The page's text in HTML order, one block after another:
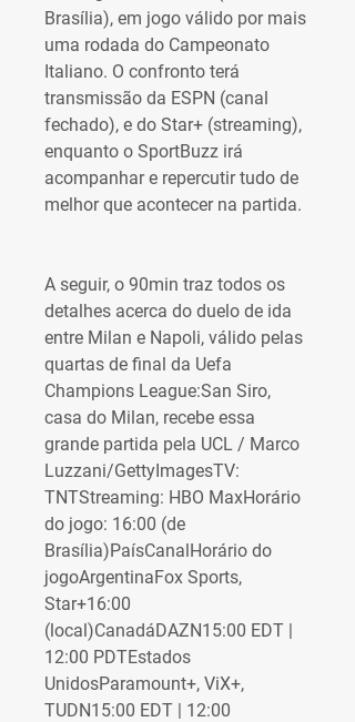
Brasília), em jogo válido por mais
uma rodada do Campeonato
Italiano. O confronto terá
transmissão da ESPN (canal
fechado), e do Star+ (streaming),
enquanto o SportBuzz irá
acompanhar e repercutir tudo de
melhor que acontecer na partida.
A seguir, o 90min traz todos os
detalhes acerca do duelo de ida
entre Milan e Napoli, válido pelas
quartas de final da Uefa
Champions League:San Siro,
casa do Milan, recebe essa
grande partida pela UCL / Marco
Luzzani/GettyImagesTV:
TNTStreaming: HBO MaxHorário
do jogo: 16:00 (de
Brasília)PaísCanalHorário do
jogoArgentinaFox Sports,
Star+16:00
(local)CanadáDAZN15:00 EDT |
12:00 PDTEstados
UnidosParamount+, ViX+,
TUDN15:00 EDT | 12:00